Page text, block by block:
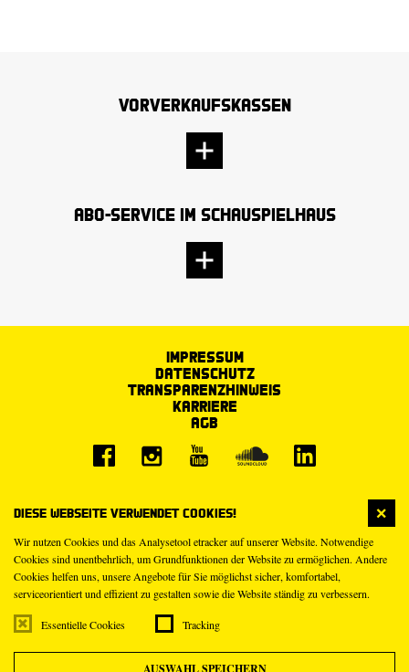
Diese Webseite verwendet Cookies!
Wir nutzen Cookies und das Analysetool etracker auf unserer Website. Notwendige
Cookies sind unentbehrlich, um Grundfunktionen der Website zu ermöglichen. Andere
Cookies helfen uns, unsere Angebote für Sie möglichst sicher, komfortabel,
serviceorientiert und effizient zu gestalten sowie die Website ständig zu verbessern.
Essentielle Cookies Tracking
AUSWAHL SPEICHERN
Vorverkaufskassen
Abo-Service im Schauspielhaus
Impressum
Datenschutz
Transparenzhinweis
Karriere
AGB